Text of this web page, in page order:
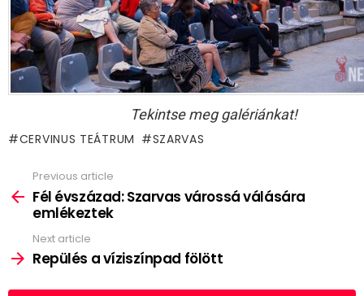
Tekintse meg galériánkat!
CERVINUS TEÁTRUM SZARVAS
more
Previous article
Fél évszázad: Szarvas várossá válására
emlékeztek
Next article
Repülés a víziszínpad fölött